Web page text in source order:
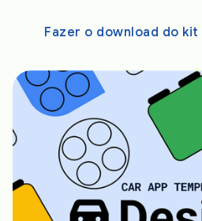
Fazer o download do kit